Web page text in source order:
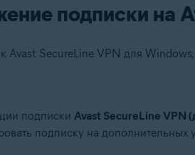
подписки на
VPN 5.x для Windows
подписки Avast SecureLine VPN
подписку на дополнительных